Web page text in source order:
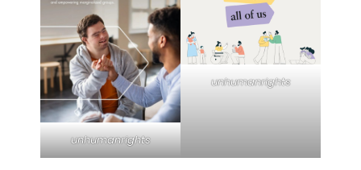
unhumanrights
unhumanrights